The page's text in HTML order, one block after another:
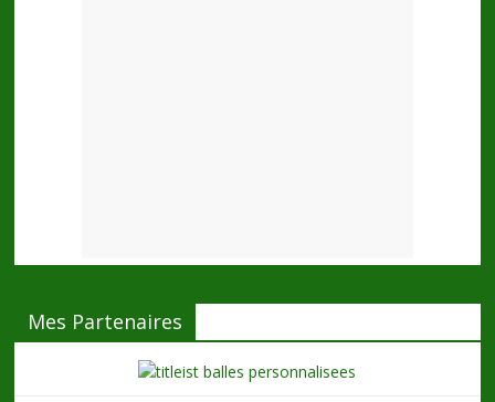
Mes Partenaires